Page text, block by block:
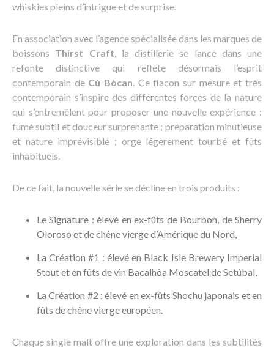
whiskies pleins d’intrigue et de surprise.
En association avec l’agence spécialisée dans les marques de
boissons Thirst Craft, la distillerie se lance dans une
refonte distinctive qui reflète désormais l’esprit
contemporain de Cù Bòcan. Ce flacon sur mesure et très
contemporain s’inspire des différentes forces de la nature
qui s’entremêlent pour proposer une nouvelle expérience :
fumé subtil et douceur surprenante ; préparation minutieuse
et nature imprévisible ; orge légèrement tourbé et fûts
inhabituels.
De ce fait, la nouvelle série se décline en trois produits :
Le Signature : élevé en ex-fûts de Bourbon, de Sherry
Oloroso et de chêne vierge d’Amérique du Nord,
La Création #1 : élevé en Black Isle Brewery Imperial
Stout et en fûts de vin Bacalhôa Moscatel de Setúbal,
La Création #2 : élevé en ex-fûts Shochu japonais et en
fûts de chêne vierge européen.
Chaque single malt offre une exploration dans les subtilités